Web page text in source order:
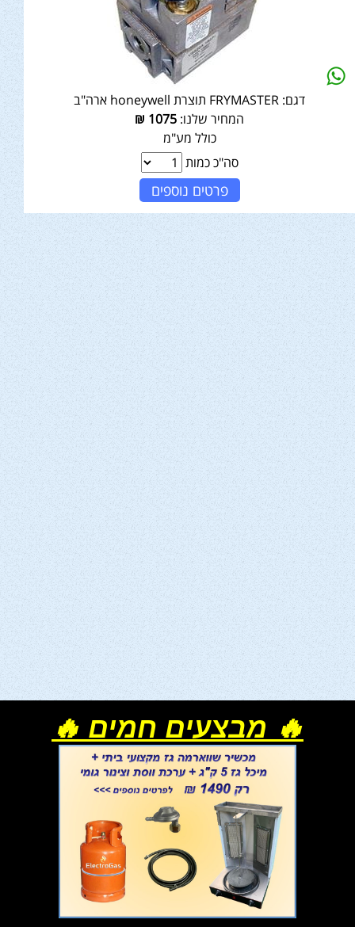
דגם: FRYMASTER תוצרת honeywell ארה"ב
המחיר שלנו: 1075
₪
כולל מע"מ
סה"כ כמות
פרטים נוספים
🔥 מבצעים חמים 🔥